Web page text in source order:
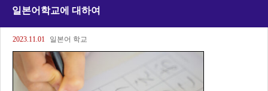
차림은 얇은 재킷이나 스웨터, 가벼운 옷차림이 좋다.
일본어학교에 대하여
2023.11.01 일본어 학교